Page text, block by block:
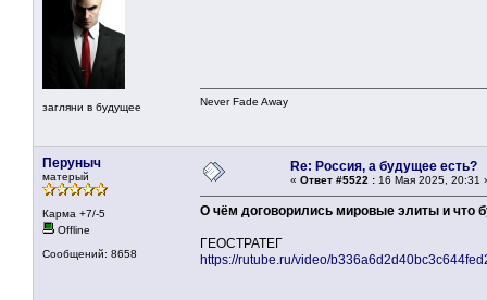
загляни в будущее Never Fade Away
Перуныч
матерый
Карма +7/-5
Offline
Сообщений: 8658
Re: Россия, а будущее есть?
« Ответ #5522 : 16 Мая 2025, 20:31
О чём договорились мировые элиты и что
ГЕОСТРАТЕГ
https://rutube.ru/video/